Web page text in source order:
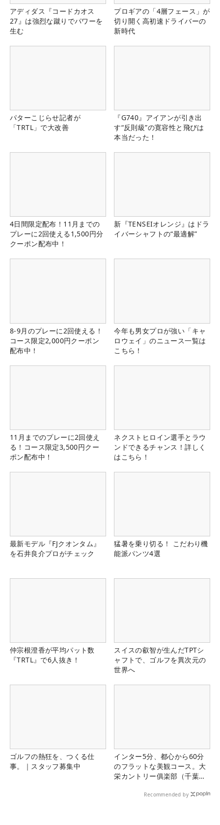
アディダス『コードカオス
27』は強烈な蹴りでパワーを
生む
プロギアの「4層フェース」が
切り開く高初速ドライバーの
新時代
パターこじらせ記者が
「TRTL」で大改善
『G740』アイアンが引き出
す“反則級”の寛容性と飛びは
本当だった！
4日間限定配布！11月までの
プレーに2回使える1,500円分
クーポン配布中！
新『TENSEIオレンジ』はドラ
イバーシャフトの“最適解”
8-9月のプレーに2回使える！
コース限定2,000円クーポン
配布中！
今年も男女プロが強い「キャ
ロウェイ」のニュース一覧は
こちら！
11月までのプレーに2回使え
る！コース限定3,500円クー
ポン配布中！
ネクストヒロイン選手とラウ
ンドできるチャンス！詳しく
はこちら！
最新モデル『FJクオンタム』
を石井良介プロがチェック
猛暑を乗り切る！ こだわり機
能派パンツ4選
仲宗根澄香が平均パット数
『TRTL』で6人抜き！
スイスの叡智が生んだTPTシ
ャフトで、ゴルフを異次元の
世界へ
ゴルフの熱狂を、つくる仕
事。｜スタッフ募集中
インター5分、都心から60分
のフラットな美観コース。大
栄カントリー俱楽部（千葉
Recommended by